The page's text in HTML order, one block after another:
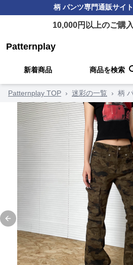
柄 パンツ専門通販サイト
10,000円以上のご購
Patternplay
新着商品 商品を検索
Patternplay TOP › 迷彩の一覧 › 柄
Previous slide